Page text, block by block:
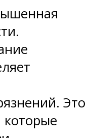
Это
которые